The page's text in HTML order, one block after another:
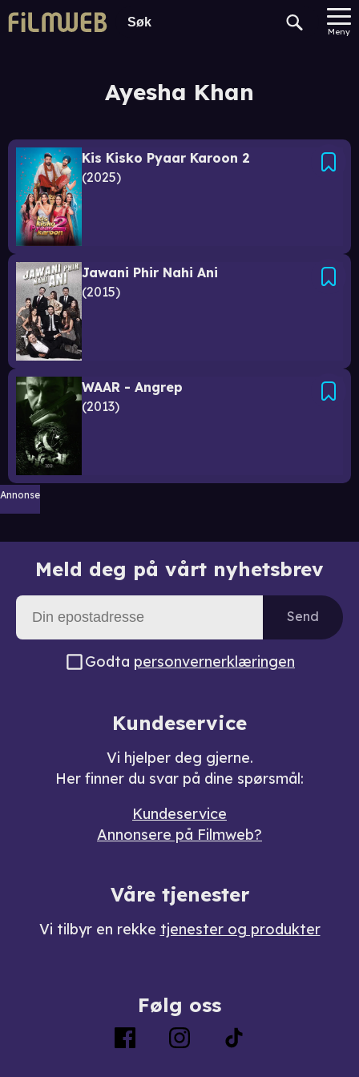
Meny
Ayesha Khan
Kis Kisko Pyaar Karoon 2
2025
Jawani Phir Nahi Ani
2015
WAAR - Angrep
2013
Annonse
Meld deg på vårt nyhetsbrev
Send
Godta personvernerklæringen
Kundeservice
Vi hjelper deg gjerne.
Her finner du svar på dine spørsmål:
Kundeservice
Annonsere på Filmweb?
Våre tjenester
Vi tilbyr en rekke tjenester og produkter
Følg oss